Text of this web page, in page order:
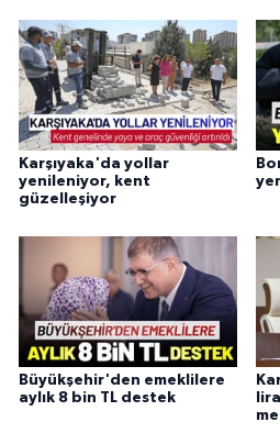
Karşıyaka'da yollar
yenileniyor, kent
güzelleşiyor
Büyükşehir'den emeklilere
aylık 8 bin TL destek